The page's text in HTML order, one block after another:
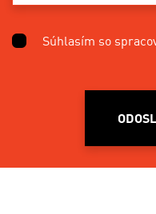
Súhlasím so